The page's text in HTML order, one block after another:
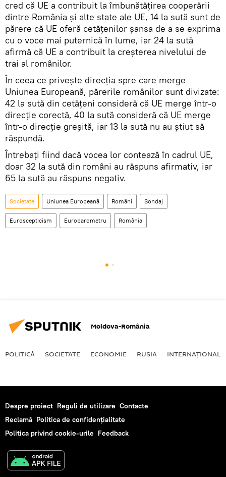
cred că UE a contribuit la îmbunătățirea cooperării
dintre România și alte state ale UE, 14 la sută sunt de
părere că UE oferă cetățenilor șansa de a se exprima
cu o voce mai puternică în lume, iar 24 la sută
afirmă că UE a contribuit la creșterea nivelului de
trai al românilor.
În ceea ce privește direcția spre care merge
Uniunea Europeană, părerile românilor sunt divizate:
42 la sută din cetățeni consideră că UE merge într-o
direcție corectă, 40 la sută consideră că UE merge
într-o direcție greșită, iar 13 la sută nu au știut să
răspundă.
Întrebați fiind dacă vocea lor contează în cadrul UE,
doar 32 la sută din români au răspuns afirmativ, iar
65 la sută au răspuns negativ.
Societate Uniunea Europeană Români Sondaj
Euroscepticism Eurobarometru România
Moldova-România
POLITICĂ SOCIETATE ECONOMIE RUSIA INTERNAŢIONAL
Despre proiect Reguli de utilizare Contacte
Reclamă Politica de confidențialitate
Politica privind cookie-urile Feedback